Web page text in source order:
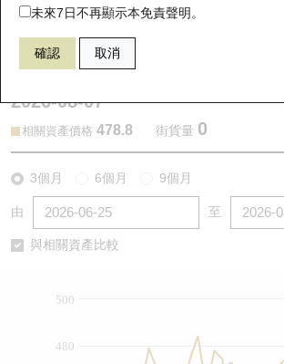
未來7日不再顯示本免責聲明。
確認 取消
14150 瑞銀認購 0700 騰訊控股
2026-08-07
相關資產價格 478.8 街貨量 0
3個月 6個月 9個月
由 至
與相關資產比較
480
500
即將到期認股證
認股證到期結算價查詢
認股證分析儀
認股證/牛熊證日誌
牛熊證街貨分佈圖
正股牛熊證列表
新發行瑞銀牛熊證
牛熊證到期結算價查詢
十天股證佔大市成交
資金流
街貨統計
恒指成份股
國指成份股
科指成份股
中資ETFs溢價比較
講座及教育短片
認股證投資者教育
牛熊證投資者教育